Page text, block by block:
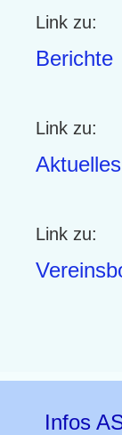
Link zu:
Berichte
Link zu:
Link zu:
Infos